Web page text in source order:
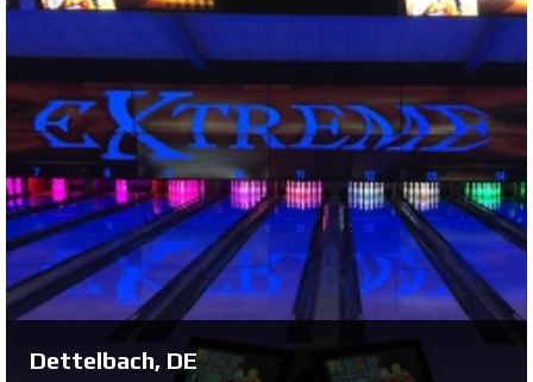
Erfurt, DE
Se projekt ...
Dettelbach, DE